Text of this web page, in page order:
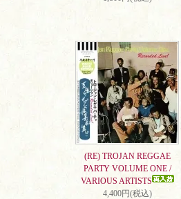
(RE) TROJAN REGGAE
PARTY VOLUME ONE /
VARIOUS ARTISTS
4,400円(税込)